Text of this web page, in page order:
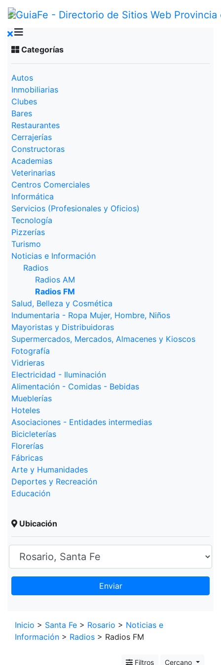
Categorías
Autos
Inmobiliarias
Clubes
Bares
Restaurantes
Cerrajerías
Constructoras
Academias
Veterinarias
Centros Comerciales
Informática
Servicios (Profesionales y Oficios)
Tecnología
Pizzerías
Turismo
Noticias e Información
Radios
Radios AM
Radios FM
Salud, Belleza y Cosmética
Indumentaria - Ropa Mujer, Hombre, Niños
Mayoristas y Distribuidoras
Supermercados, Mercados, Almacenes y Kioscos
Fotografía
Vidrieras
Electricidad - Iluminación
Alimentación - Comidas - Bebidas
Mueblerías
Hoteles
Asociaciones - Entidades intermedias
Bicicleterías
Florerías
Fábricas
Arte y Humanidades
Deportes y Recreación
Educación
Ubicación
Enviar
+
−
Inicio > Santa Fe > Rosario > Noticias e
Información > Radios > Radios FM
Filtros Cercano